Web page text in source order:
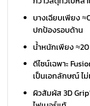
บางเฉียบเพียง
ปกป้องรอบด้าน
น้ำหนักเพียง ≈20
ดีไซน์เฉพาะ
เป็นเอกลักษณ์ ไม่
ผิวสัมผัส 3D